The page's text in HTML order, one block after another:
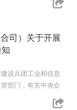
司）关于开展
设兵团工业和信息
部门，有关中央企